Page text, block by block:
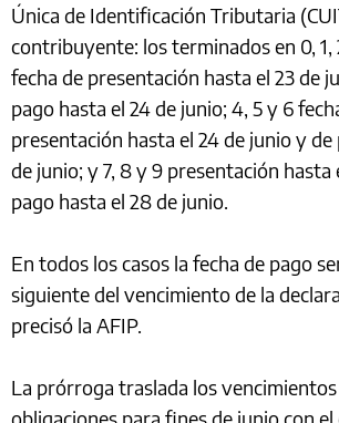
Única de Identificación Tributaria
contribuyente: los terminados en 0, 1,
fecha de presentación hasta el 23 de
pago hasta el 24 de junio; 4, 5 y 6
presentación hasta el 24 de junio y de
de junio; y 7, 8 y 9 presentación hasta
pago hasta el 28 de junio.
En todos los casos la fecha de pago
siguiente del vencimiento de la
precisó la AFIP.
La prórroga traslada los vencimientos